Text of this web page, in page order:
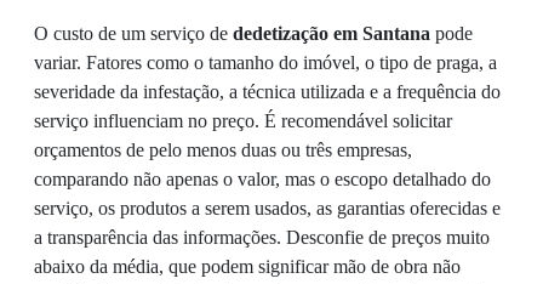
O custo de um serviço de dedetização em Santana pode
variar. Fatores como o tamanho do imóvel, o tipo de praga, a
severidade da infestação, a técnica utilizada e a frequência do
serviço influenciam no preço. É recomendável solicitar
orçamentos de pelo menos duas ou três empresas,
comparando não apenas o valor, mas o escopo detalhado do
serviço, os produtos a serem usados, as garantias oferecidas e
a transparência das informações. Desconfie de preços muito
abaixo da média, que podem significar mão de obra não